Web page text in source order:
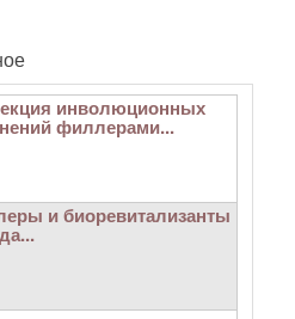
инволюционных
филлерами...
и биоревитализанты